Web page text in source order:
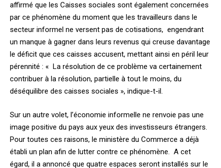
affirmé que les Caisses sociales sont également concernées
par ce phénomène du moment que les travailleurs dans le
secteur informel ne versent pas de cotisations, engendrant
un manque à gagner dans leurs revenus qui creuse davantage
le déficit que ces caisses accusent, mettant ainsi en péril leur
pérennité : « La résolution de ce problème va certainement
contribuer à la résolution, partielle à tout le moins, du
déséquilibre des caisses sociales », indique-t-il.
Sur un autre volet, l’économie informelle ne renvoie pas une
image positive du pays aux yeux des investisseurs étrangers.
Pour toutes ces raisons, le ministère du Commerce a déjà
établi un plan afin de lutter contre ce phénomène. A cet
égard, il a annoncé que quatre espaces seront installés sur le